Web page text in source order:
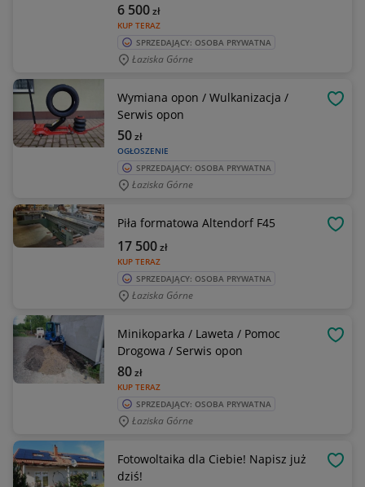
KUP TERAZ
6 500zł
SPRZEDAJĄCY: OSOBA PRYWATNA
Łaziska Górne
Wymiana opon / Wulkanizacja /
Serwis opon
OGŁOSZENIE
50zł
SPRZEDAJĄCY: OSOBA PRYWATNA
Łaziska Górne
Piła formatowa Altendorf F45
KUP TERAZ
17 500zł
SPRZEDAJĄCY: OSOBA PRYWATNA
Łaziska Górne
Minikoparka / Laweta / Pomoc
Drogowa / Serwis opon
KUP TERAZ
80zł
SPRZEDAJĄCY: OSOBA PRYWATNA
Łaziska Górne
Fotowoltaika dla Ciebie! Napisz już
dziś!